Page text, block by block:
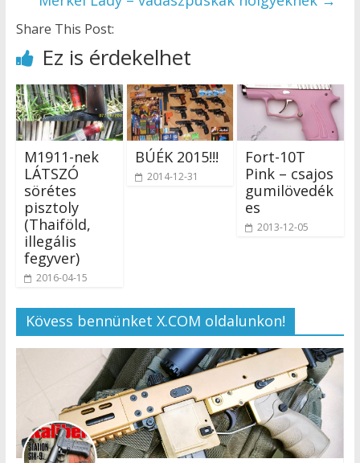
Share This Post:
Ez is érdekelhet
M1911-nek
LÁTSZÓ
sörétes
pisztoly
(Thaiföld,
illegális
fegyver)
2016-04-15
BÚÉK 2015!!!
2014-12-31
Fort-10T
Pink – csajos
gumilövedék
es
2013-12-05
Kövess bennünket X.COM oldalunkon!